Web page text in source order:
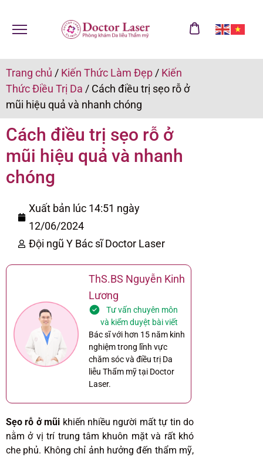
Trang chủ / Kiến Thức Làm Đẹp / Kiến
Thức Điều Trị Da / Cách điều trị sẹo rỗ ở
mũi hiệu quả và nhanh chóng
Cách điều trị sẹo rỗ ở
mũi hiệu quả và nhanh
chóng
Xuất bản lúc 14:51 ngày
12/06/2024
Đội ngũ Y Bác sĩ Doctor Laser
ThS.BS Nguyễn Kinh
Lương
Tư vấn chuyên môn
và kiểm duyệt bài viết
Bác sĩ với hơn 15 năm kinh
nghiệm trong lĩnh vực
chăm sóc và điều trị Da
liễu Thẩm mỹ tại Doctor
Laser.
Sẹo rỗ ở mũi khiến nhiều người mất tự tin do
nằm ở vị trí trung tâm khuôn mặt và rất khó
che phủ. Không chỉ ảnh hưởng đến thẩm mỹ,